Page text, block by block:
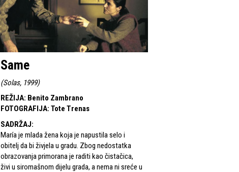
Same
(Solas, 1999)
REŽIJA: Benito Zambrano
FOTOGRAFIJA: Tote Trenas
SADRŽAJ:
María je mlada žena koja je napustila selo i
obitelj da bi živjela u gradu. Zbog nedostatka
obrazovanja primorana je raditi kao čistačica,
živi u siromašnom dijelu grada, a nema ni sreće u